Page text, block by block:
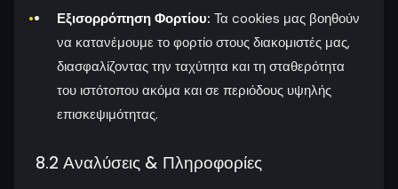
Εξισορρόπηση Φορτίου: Τα cookies μας βοηθούν
να κατανέμουμε το φορτίο στους διακομιστές μας,
διασφαλίζοντας την ταχύτητα και τη σταθερότητα
του ιστότοπου ακόμα και σε περιόδους υψηλής
επισκεψιμότητας.
8.2 Αναλύσεις & Πληροφορίες